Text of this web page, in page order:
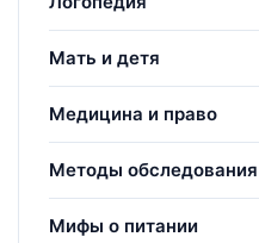
Мать и детя
Медицина и право
Методы обследования
Мифы о питании